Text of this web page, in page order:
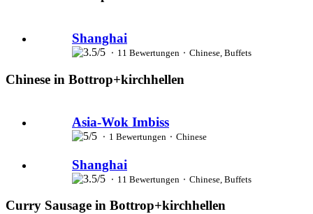
Shanghai
⬝ 11 Bewertungen ⬝ Chinese, Buffets
Chinese in Bottrop+kirchhellen
Asia-Wok Imbiss
⬝ 1 Bewertungen ⬝ Chinese
Shanghai
⬝ 11 Bewertungen ⬝ Chinese, Buffets
Curry Sausage in Bottrop+kirchhellen